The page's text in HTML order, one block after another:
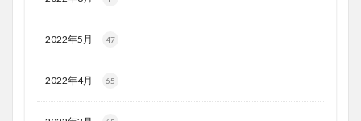
2022年5月 47
2022年4月 65